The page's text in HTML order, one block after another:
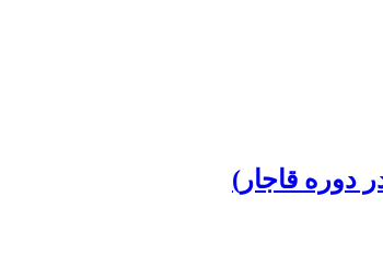
دوره قاجار)